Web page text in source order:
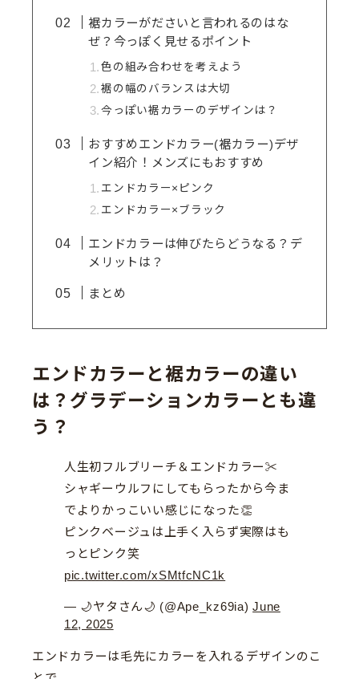
裾カラーがださいと言われるのはな
ぜ？今っぽく見せるポイント
色の組み合わせを考えよう
裾の幅のバランスは大切
今っぽい裾カラーのデザインは？
おすすめエンドカラー(裾カラー)デザ
イン紹介！メンズにもおすすめ
エンドカラー×ピンク
エンドカラー×ブラック
エンドカラーは伸びたらどうなる？デ
メリットは？
まとめ
エンドカラーと裾カラーの違い
は？グラデーションカラーとも違
う？
人生初フルブリーチ＆エンドカラー✂️
シャギーウルフにしてもらったから今ま
でよりかっこいい感じになった👏
ピンクベージュは上手く入らず実際はも
っとピンク笑
pic.twitter.com/xSMtfcNC1k
— 🌙ヤタさん🌙 (@Ape_kz69ia)June
12, 2025
エンドカラーは毛先にカラーを入れるデザインのこ